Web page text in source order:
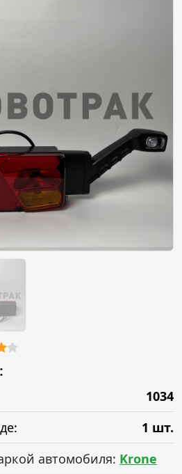
1034
1 шт.
автомобиля: Krone